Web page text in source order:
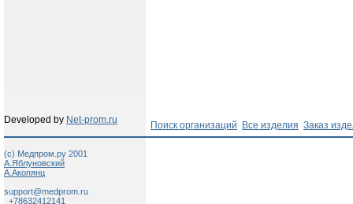
Developed by Net-prom.ru Поиск организаций Все изделия Заказ
(c) Медпром.ру 2001
А.Яблуновский
А.Акопянц
support@medprom.ru
+78632412141